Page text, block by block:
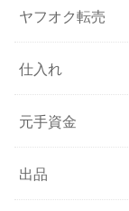
ヤフオク転売
仕入れ
元手資金
出品